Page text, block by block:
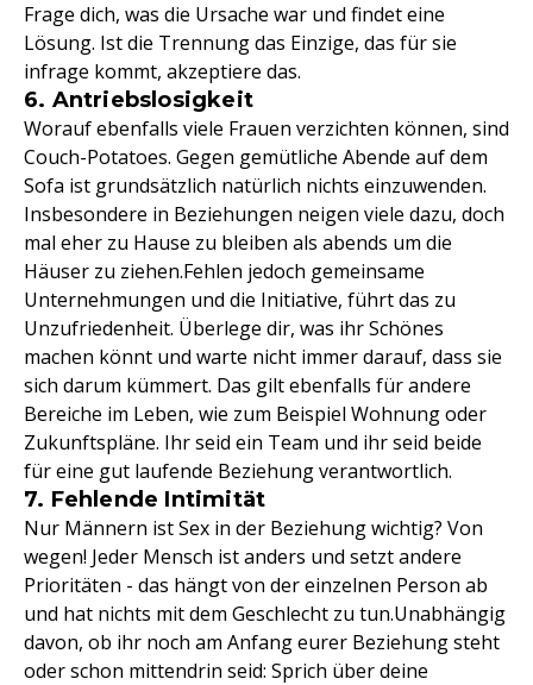
Frage dich, was die Ursache war und findet eine
Lösung. Ist die Trennung das Einzige, das für sie
infrage kommt, akzeptiere das.
6. Antriebslosigkeit
Worauf ebenfalls viele Frauen verzichten können, sind
Couch-Potatoes. Gegen gemütliche Abende auf dem
Sofa ist grundsätzlich natürlich nichts einzuwenden.
Insbesondere in Beziehungen neigen viele dazu, doch
mal eher zu Hause zu bleiben als abends um die
Häuser zu ziehen.Fehlen jedoch gemeinsame
Unternehmungen und die Initiative, führt das zu
Unzufriedenheit. Überlege dir, was ihr Schönes
machen könnt und warte nicht immer darauf, dass sie
sich darum kümmert. Das gilt ebenfalls für andere
Bereiche im Leben, wie zum Beispiel Wohnung oder
Zukunftspläne. Ihr seid ein Team und ihr seid beide
für eine gut laufende Beziehung verantwortlich.
7. Fehlende Intimität
Nur Männern ist Sex in der Beziehung wichtig? Von
wegen! Jeder Mensch ist anders und setzt andere
Prioritäten - das hängt von der einzelnen Person ab
und hat nichts mit dem Geschlecht zu tun.Unabhängig
davon, ob ihr noch am Anfang eurer Beziehung steht
oder schon mittendrin seid: Sprich über deine